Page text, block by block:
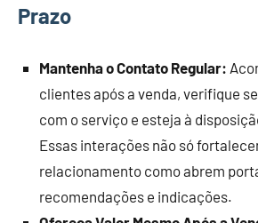
Prazo
Mantenha o Contato Regular:
clientes após a venda, verifique
com o serviço e esteja à
Essas interações não só
relacionamento como abrem
recomendações e indicações.